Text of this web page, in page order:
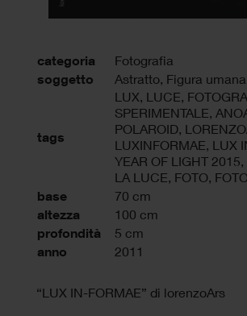
categoria Fotografia
soggetto Astratto, Figura umana
tags
LUX, LUCE,
SPERIMENTALE,
POLAROID,
LUXINFORMAE, LUX
YEAR OF LIGHT 2015,
LA LUCE, FOTO,
base 70 cm
altezza 100 cm
profondità 5 cm
anno 2011
“LUX IN-FORMAE” di lorenzoArs